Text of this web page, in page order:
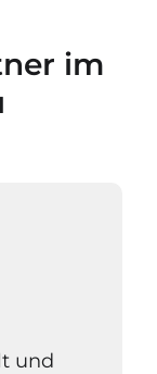
im
und